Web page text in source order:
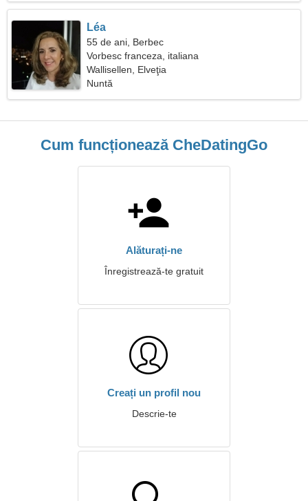
Léa
55 de ani, Berbec
Vorbesc franceza, italiana
Wallisellen, Elveţia
Nuntă
Cum funcționează CheDatingGo
Alăturați-ne
Înregistrează-te gratuit
Creați un profil nou
Descrie-te